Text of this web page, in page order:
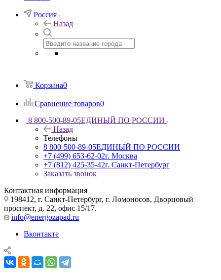
Россия
Назад
Корзина0
Сравнение товаров0
8 800-500-89-05ЕДИНЫЙ ПО РОССИИ
Назад
Телефоны
8 800-500-89-05ЕДИНЫЙ ПО РОССИИ
+7 (499) 653-62-02г. Москва
+7 (812) 425-35-42г. Санкт-Петербург
Заказать звонок
Контактная информация
198412, г. Санкт-Петербург, г. Ломоносов, Дворцовый
проспект, д. 22, офис 15/17.
info@energozapad.ru
Вконтакте